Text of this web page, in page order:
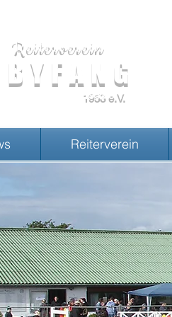
Reiterverein
1953 e.V.
BYFANG
Reiterverein